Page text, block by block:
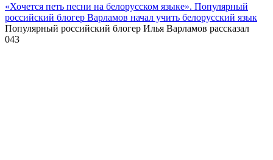
«Хочется петь песни на белорусском языке». Популярный
российский блогер Варламов начал учить белорусский язык
Популярный российский блогер Илья Варламов рассказал
043